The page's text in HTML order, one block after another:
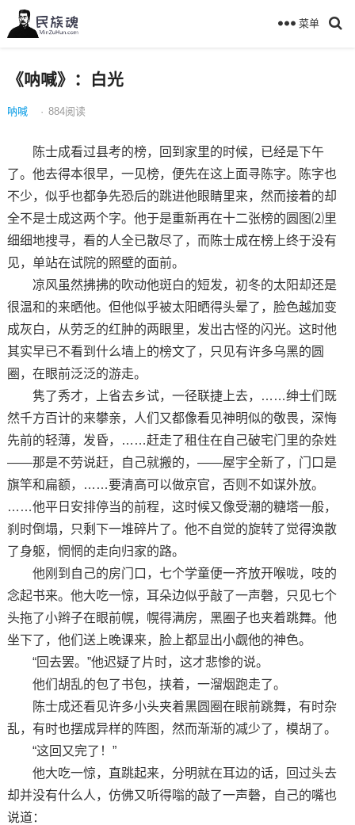
菜单
《呐喊》：白光
呐喊 · 884阅读
陈士成看过县考的榜，回到家里的时候，已经是下午
了。他去得本很早，一见榜，便先在这上面寻陈字。陈字也
不少，似乎也都争先恐后的跳进他眼睛里来，然而接着的却
全不是士成这两个字。他于是重新再在十二张榜的圆图⑵里
细细地搜寻，看的人全已散尽了，而陈士成在榜上终于没有
见，单站在试院的照壁的面前。
凉风虽然拂拂的吹动他斑白的短发，初冬的太阳却还是
很温和的来晒他。但他似乎被太阳晒得头晕了，脸色越加变
成灰白，从劳乏的红肿的两眼里，发出古怪的闪光。这时他
其实早已不看到什么墙上的榜文了，只见有许多乌黑的圆
圈，在眼前泛泛的游走。
隽了秀才，上省去乡试，一径联捷上去，……绅士们既
然千方百计的来攀亲，人们又都像看见神明似的敬畏，深悔
先前的轻薄，发昏，……赶走了租住在自己破宅门里的杂姓
——那是不劳说赶，自己就搬的，——屋宇全新了，门口是
旗竿和扁额，……要清高可以做京官，否则不如谋外放。
……他平日安排停当的前程，这时候又像受潮的糖塔一般，
刹时倒塌，只剩下一堆碎片了。他不自觉的旋转了觉得涣散
了身躯，惘惘的走向归家的路。
他刚到自己的房门口，七个学童便一齐放开喉咙，吱的
念起书来。他大吃一惊，耳朵边似乎敲了一声磬，只见七个
头拖了小辫子在眼前幌，幌得满房，黑圈子也夹着跳舞。他
坐下了，他们送上晚课来，脸上都显出小觑他的神色。
“回去罢。”他迟疑了片时，这才悲惨的说。
他们胡乱的包了书包，挟着，一溜烟跑走了。
陈士成还看见许多小头夹着黑圆圈在眼前跳舞，有时杂
乱，有时也摆成异样的阵图，然而渐渐的减少了，模胡了。
“这回又完了！”
他大吃一惊，直跳起来，分明就在耳边的话，回过头去
却并没有什么人，仿佛又听得嗡的敲了一声磬，自己的嘴也
说道：